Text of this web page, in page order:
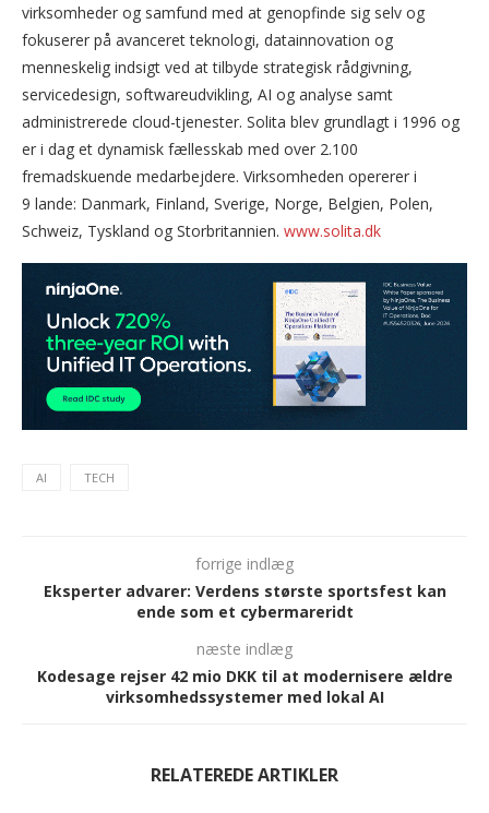
virksomheder og samfund med at genopfinde sig selv og
fokuserer på avanceret teknologi, datainnovation og
menneskelig indsigt ved at tilbyde strategisk rådgivning,
servicedesign, softwareudvikling, AI og analyse samt
administrerede cloud-tjenester. Solita blev grundlagt i 1996 og
er i dag et dynamisk fællesskab med over 2.100
fremadskuende medarbejdere. Virksomheden opererer i
9 lande: Danmark, Finland, Sverige, Norge, Belgien, Polen,
Schweiz, Tyskland og Storbritannien. www.solita.dk
AI TECH
forrige indlæg
Eksperter advarer: Verdens største sportsfest kan
ende som et cybermareridt
næste indlæg
Kodesage rejser 42 mio DKK til at modernisere ældre
virksomhedssystemer med lokal AI
RELATEREDE ARTIKLER